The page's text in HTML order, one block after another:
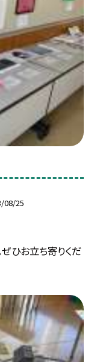
08/25
ぜひお立ち寄りくだ